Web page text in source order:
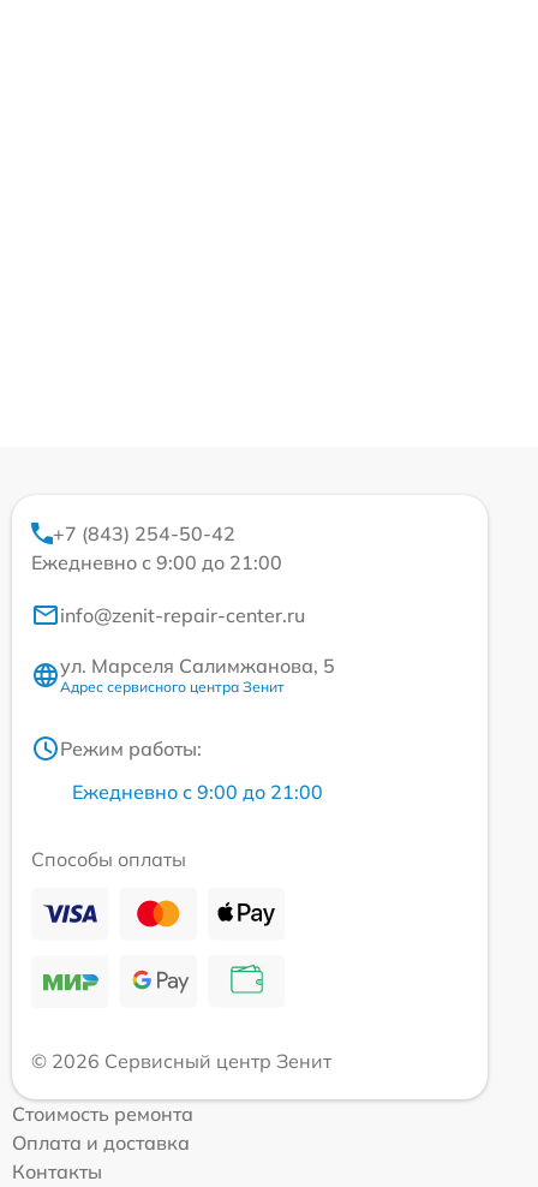
+7 (843) 254-50-42
Ежедневно с 9:00 до 21:00
info@zenit-repair-center.ru
ул. Марселя Салимжанова, 5
Адрес сервисного центра Зенит
Режим работы:
Ежедневно с 9:00 до 21:00
Способы оплаты
© 2026 Сервисный центр Зенит
Стоимость ремонта
Оплата и доставка
Контакты